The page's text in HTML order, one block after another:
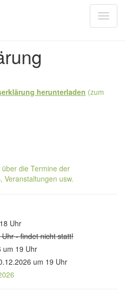
herunterladen (zum
die Termine der
Veranstaltungen usw.
Uhr
- findet nicht statt!
um 19 Uhr
um 19 Uhr